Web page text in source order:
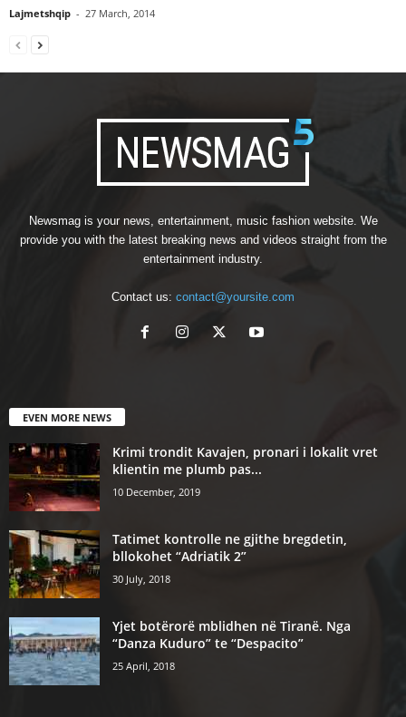
Lajmetshqip - 27 March, 2014
Newsmag is your news, entertainment, music fashion website. We
provide you with the latest breaking news and videos straight from the
entertainment industry.
Contact us: contact@yoursite.com
EVEN MORE NEWS
Krimi trondit Kavajen, pronari i lokalit vret
klientin me plumb pas...
10 December, 2019
Tatimet kontrolle ne gjithe bregdetin,
bllokohet “Adriatik 2”
30 July, 2018
Yjet botërorë mblidhen në Tiranë. Nga
“Danza Kuduro” te “Despacito”
25 April, 2018